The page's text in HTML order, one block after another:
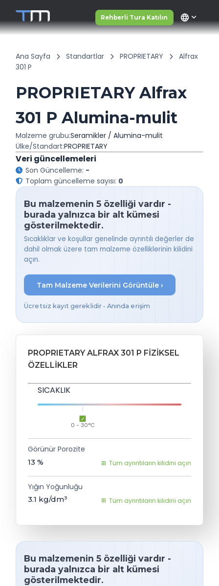
Rehberli Tura Katılın language
Ana Sayfa Standartlar PROPRIETARY
Alfrax
301 P
PROPRIETARY Alfrax
301 P Alumina-mulit
Malzeme grubu:Seramikler / Alumina-mulit
Ülke/Standart:PROPRIETARY
Veri güncellemeleri
Son Güncelleme: -
Toplam güncelleme sayısı: 0
Bu malzemenin 5 özelliği vardır -
burada yalnızca bir alt kümesi
gösterilmektedir.
Sıcaklıklar ve koşullar genelinde ayrıntılı değerler de
dahil olmak üzere tam malzeme özelliklerinin kilidini
açın.
Tam Malzeme Verilerini Görüntüle ›
Ücretsiz kayıt gereklidir • Anında erişim
PROPRIETARY ALFRAX 301 P FIZIKSEL
ÖZELLIKLER
SICAKLIK
0 - 30°C
Görünür Porozite
13 % Tüm ayrıntıların kilidini açın
Yığın Yoğunluğu
3.1 kg/dm³ Tüm ayrıntıların kilidini açın
Bu malzemenin 5 özelliği vardır -
burada yalnızca bir alt kümesi
gösterilmektedir.